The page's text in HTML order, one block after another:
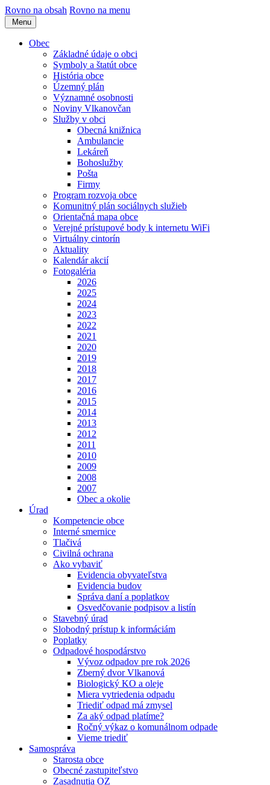
Rovno na obsah Rovno na menu
Menu
Obec
Základné údaje o obci
Symboly a štatút obce
História obce
Územný plán
Významné osobnosti
Noviny Vlkanovčan
Služby v obci
Obecná knižnica
Ambulancie
Lekáreň
Bohoslužby
Pošta
Firmy
Program rozvoja obce
Komunitný plán sociálnych služieb
Orientačná mapa obce
Verejné prístupové body k internetu WiFi
Virtuálny cintorín
Aktuality
Kalendár akcií
Fotogaléria
2026
2025
2024
2023
2022
2021
2020
2019
2018
2017
2016
2015
2014
2013
2012
2011
2010
2009
2008
2007
Obec a okolie
Úrad
Kompetencie obce
Interné smernice
Tlačivá
Civilná ochrana
Ako vybaviť
Evidencia obyvateľstva
Evidencia budov
Správa daní a poplatkov
Osvedčovanie podpisov a listín
Stavebný úrad
Slobodný prístup k informáciám
Poplatky
Odpadové hospodárstvo
Vývoz odpadov pre rok 2026
Zberný dvor Vlkanová
Biologický KO a oleje
Miera vytriedenia odpadu
Triediť odpad má zmysel
Za aký odpad platíme?
Ročný výkaz o komunálnom odpade
Vieme triediť
Samospráva
Starosta obce
Obecné zastupiteľstvo
Zasadnutia OZ